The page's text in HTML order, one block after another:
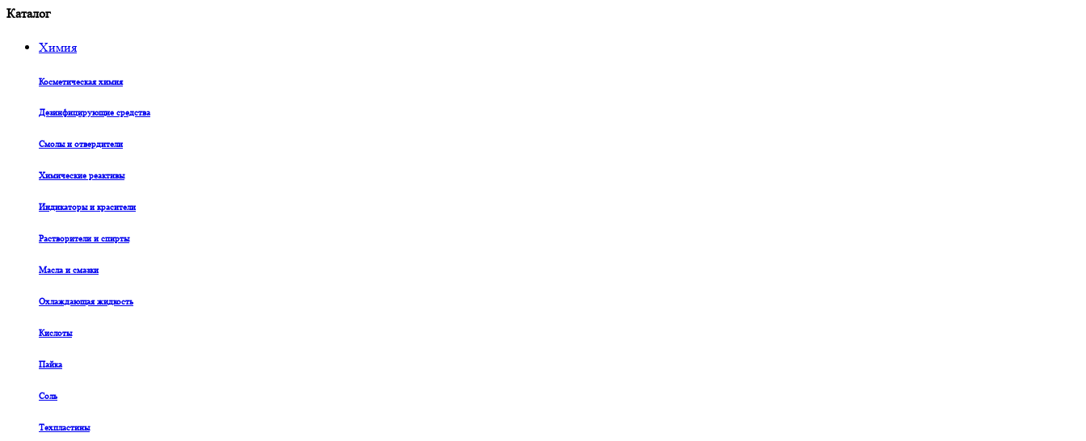
Каталог
Химия
Косметическая химия
Дезинфицирующие средства
Смолы и отвердители
Химические реактивы
Индикаторы и красители
Растворители и спирты
Масла и смазки
Охлаждающая жидкость
Кислоты
Пайка
Соль
Техпластины